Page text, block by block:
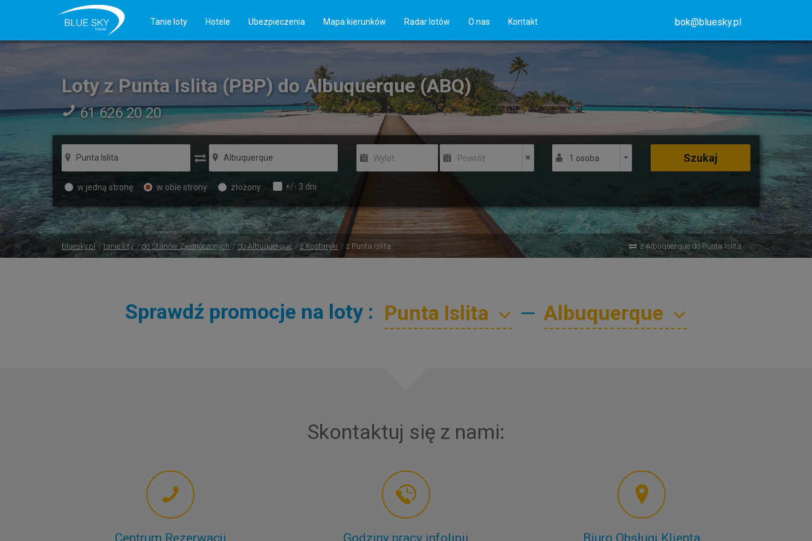
Tanie loty Hotele Ubezpieczenia Mapa kierunków Radar lotów O nas Kontakt bok@bluesky.pl
Loty z Punta Islita (PBP) do Albuquerque (ABQ)
61 626 20 20
Wylot Powrót 1 osoba
w jedną stronę w obie strony złożony +/- 3 dni
Szukaj
bluesky.pl tanie loty do Stanów Zjednoczonych do Albuquerque z Kostaryki z Punta Islita z Albuquerque do Punta Islita
Sprawdź promocje na loty : —
Skontaktuj się z nami: